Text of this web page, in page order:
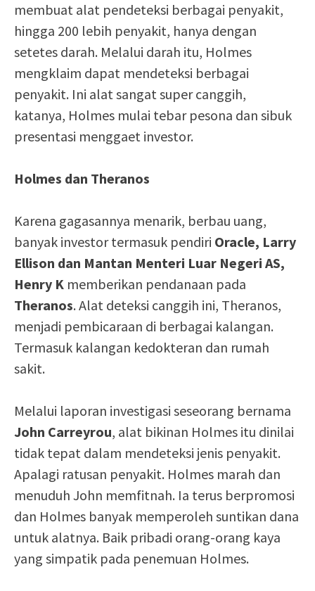
membuat alat pendeteksi berbagai penyakit,
hingga 200 lebih penyakit, hanya dengan
setetes darah. Melalui darah itu, Holmes
mengklaim dapat mendeteksi berbagai
penyakit. Ini alat sangat super canggih,
katanya, Holmes mulai tebar pesona dan sibuk
presentasi menggaet investor.
Holmes dan Theranos
Karena gagasannya menarik, berbau uang,
banyak investor termasuk pendiri Oracle, Larry
Ellison dan Mantan Menteri Luar Negeri AS,
Henry K memberikan pendanaan pada
Theranos. Alat deteksi canggih ini, Theranos,
menjadi pembicaraan di berbagai kalangan.
Termasuk kalangan kedokteran dan rumah
sakit.
Melalui laporan investigasi seseorang bernama
John Carreyrou, alat bikinan Holmes itu dinilai
tidak tepat dalam mendeteksi jenis penyakit.
Apalagi ratusan penyakit. Holmes marah dan
menuduh John memfitnah. Ia terus berpromosi
dan Holmes banyak memperoleh suntikan dana
untuk alatnya. Baik pribadi orang-orang kaya
yang simpatik pada penemuan Holmes.